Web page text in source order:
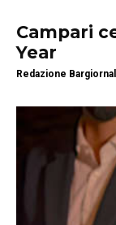
Campari
Year
Redazione